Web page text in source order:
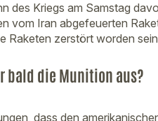
des Kriegs am Samstag
vom Iran abgefeuerten
Raketen zerstört worden
bald die Munition aus?
dass den